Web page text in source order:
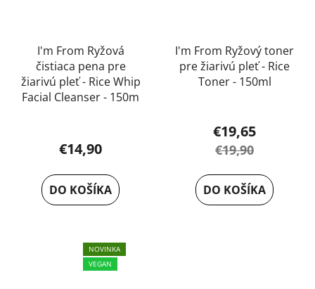
I'm From Ryžová
čistiaca pena pre
žiarivú pleť - Rice Whip
Facial Cleanser - 150m
€14,90
DO KOŠÍKA
I'm From Ryžový toner
pre žiarivú pleť - Rice
Toner - 150ml
€19,65
€19,90
DO KOŠÍKA
NOVINKA
VEGAN